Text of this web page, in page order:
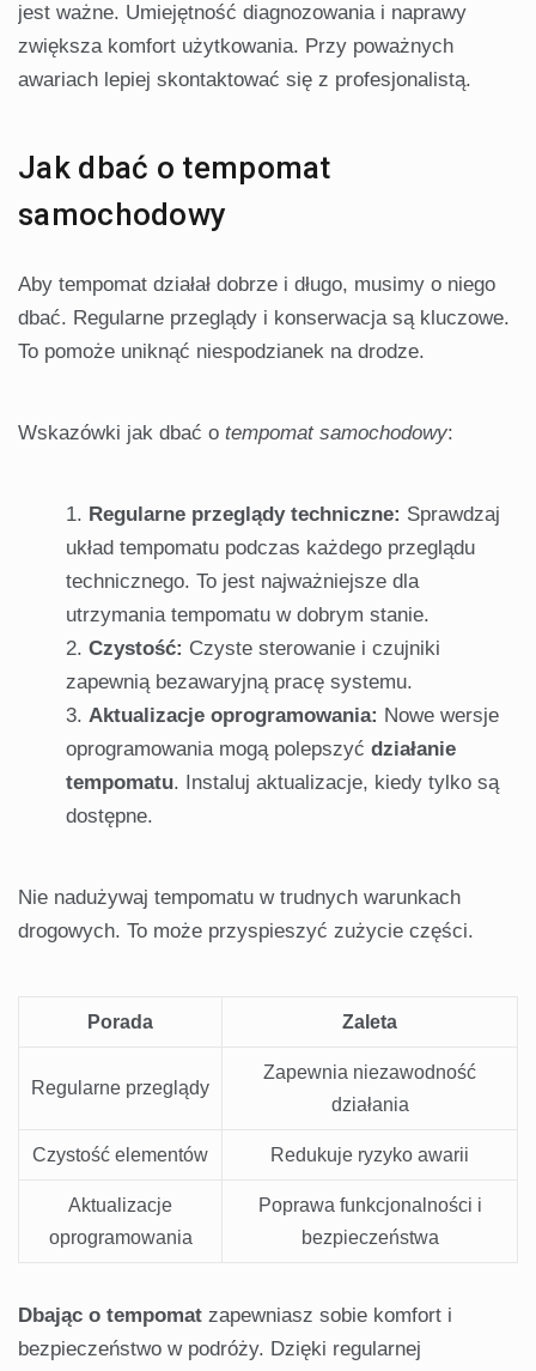
jest ważne. Umiejętność diagnozowania i naprawy
zwiększa komfort użytkowania. Przy poważnych
awariach lepiej skontaktować się z profesjonalistą.
Jak dbać o tempomat
samochodowy
Aby tempomat działał dobrze i długo, musimy o niego
dbać. Regularne przeglądy i konserwacja są kluczowe.
To pomoże uniknąć niespodzianek na drodze.
Wskazówki jak dbać o tempomat samochodowy:
Regularne przeglądy techniczne: Sprawdzaj
układ tempomatu podczas każdego przeglądu
technicznego. To jest najważniejsze dla
utrzymania tempomatu w dobrym stanie.
Czystość: Czyste sterowanie i czujniki
zapewnią bezawaryjną pracę systemu.
Aktualizacje oprogramowania: Nowe wersje
oprogramowania mogą polepszyć działanie
tempomatu. Instaluj aktualizacje, kiedy tylko są
dostępne.
Nie nadużywaj tempomatu w trudnych warunkach
drogowych. To może przyspieszyć zużycie części.
Porada Zaleta
Regularne przeglądy
Zapewnia niezawodność
działania
Czystość elementów Redukuje ryzyko awarii
Aktualizacje
oprogramowania
Poprawa funkcjonalności i
bezpieczeństwa
Dbając o tempomat zapewniasz sobie komfort i
bezpieczeństwo w podróży. Dzięki regularnej